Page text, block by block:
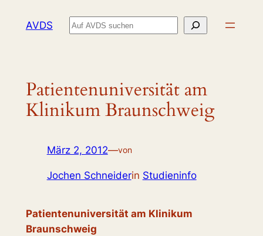
InhaltAVDS Suchen
Patientenuniversität am
Klinikum Braunschweig
März 2, 2012—von
Jochen Schneiderin Studieninfo
Patientenuniversität am Klinikum
Braunschweig